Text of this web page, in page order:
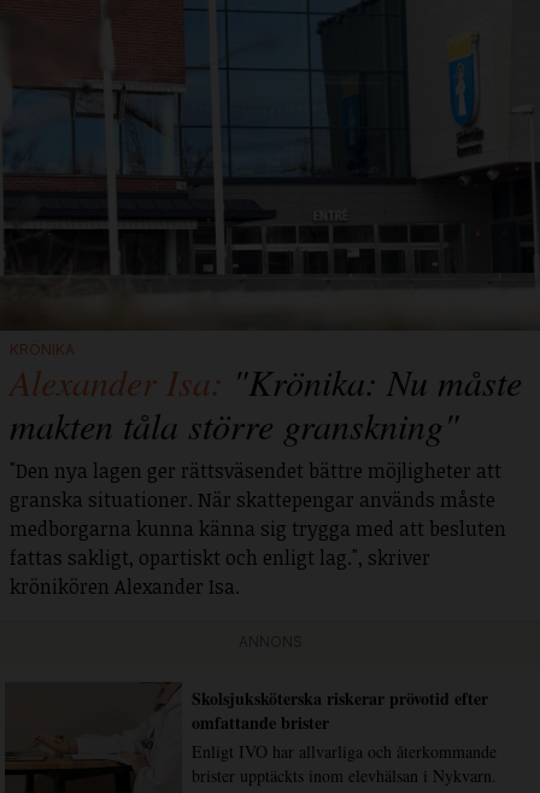
KRÖNIKA
Alexander Isa: "Krönika: Nu måste
makten tåla större granskning"
"Den nya lagen ger rättsväsendet bättre möjligheter att
granska situationer. När skattepengar används måste
medborgarna kunna känna sig trygga med att besluten
fattas sakligt, opartiskt och enligt lag.", skriver
krönikören Alexander Isa.
Skolsjuksköterska riskerar prövotid efter
omfattande brister
Enligt IVO har allvarliga och återkommande
brister upptäckts inom elevhälsan i Nykvarn.